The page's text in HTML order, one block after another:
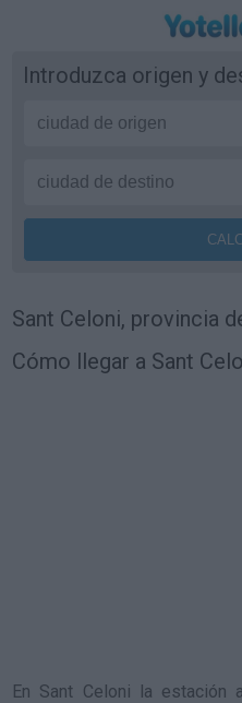
Introduzca origen y
Sant Celoni, provincia
Cómo llegar a Sant
En Sant Celoni la estación